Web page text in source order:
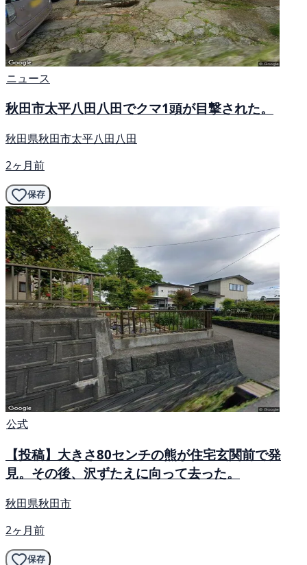
ニュース
秋田市太平八田八田でクマ1頭が目撃された。
秋田県秋田市太平八田八田
2ヶ月前
保存
公式
【投稿】大きさ80センチの熊が住宅玄関前で発
見。その後、沢ずたえに向って去った。
秋田県秋田市
2ヶ月前
保存